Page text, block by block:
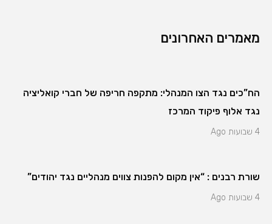
מאמרים האחרונים
הח”כים נגד הצו המנהלי: מתקפה חריפה של חברי קואליציה
נגד אלוף פיקוד המרכז
4 שבועות Ago
שורת רבנים : “אין מקום להפנות צווים מנהליים נגד יהודים”
4 שבועות Ago